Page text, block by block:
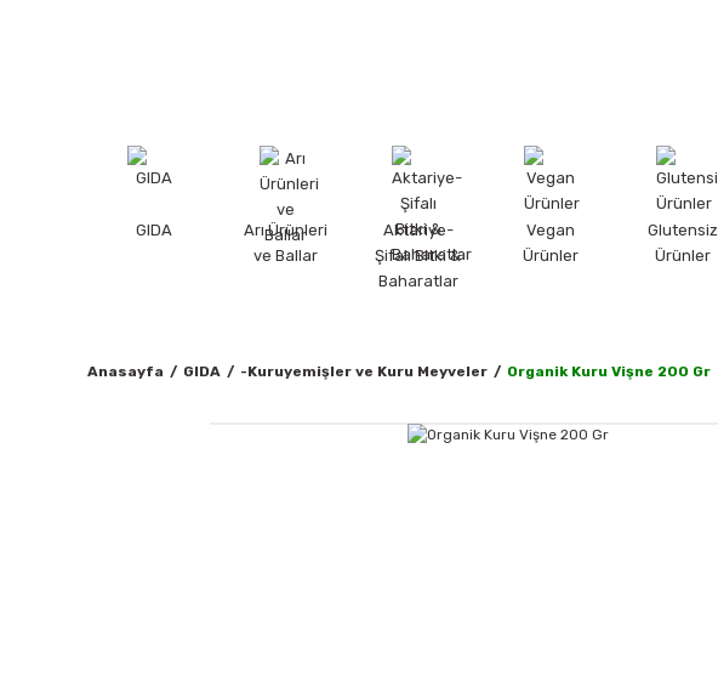
GIDA
Arı Ürünleri
ve Ballar
Aktariye-
Şifalı Bitki &
Baharatlar
Vegan
Ürünler
Glutensiz
Ürünler
Anasayfa GIDA -Kuruyemişler ve Kuru Meyveler Organik Kuru Vişne 200 Gr